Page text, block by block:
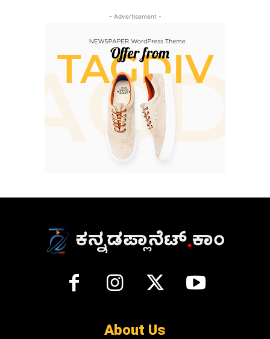
- Advertisement -
About Us